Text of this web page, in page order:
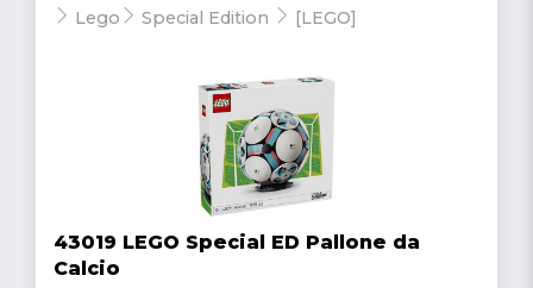
Lego Special Edition [LEGO]
43019 LEGO Special ED Pallone da
Calcio